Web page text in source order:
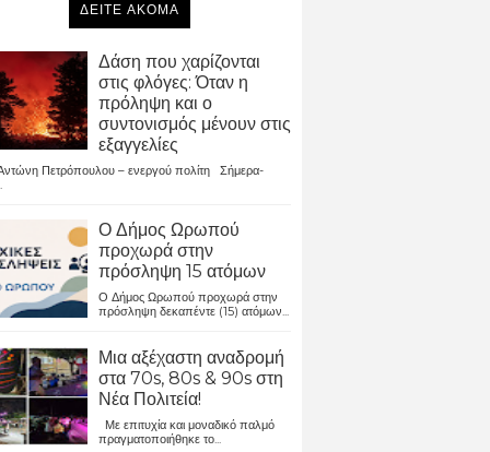
ΔΕΙΤΕ ΑΚΟΜΑ
Δάση που χαρίζονται
στις φλόγες: Όταν η
πρόληψη και ο
συντονισμός μένουν στις
εξαγγελίες
Πετρόπουλου – ενεργού πολίτη Σήμερα-
Ο Δήμος Ωρωπού
προχωρά στην
πρόσληψη 15 ατόμων
Ο Δήμος Ωρωπού προχωρά στην
πρόσληψη δεκαπέντε (15) ατόμων...
Μια αξέχαστη αναδρομή
στα 70s, 80s & 90s στη
Νέα Πολιτεία!
Με επιτυχία και μοναδικό παλμό
πραγματοποιήθηκε το...